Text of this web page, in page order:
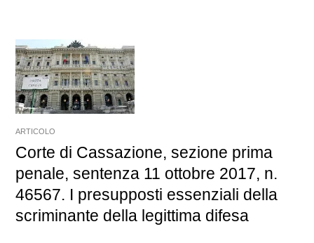
ARTICOLO
Corte di Cassazione, sezione prima
penale, sentenza 11 ottobre 2017, n.
46567. I presupposti essenziali della
scriminante della legittima difesa